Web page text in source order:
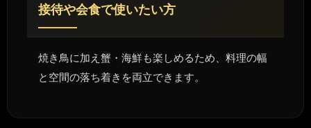
接待や会食で使いたい方
焼き鳥に加え蟹・海鮮も楽しめるため、料理の幅
と空間の落ち着きを両立できます。